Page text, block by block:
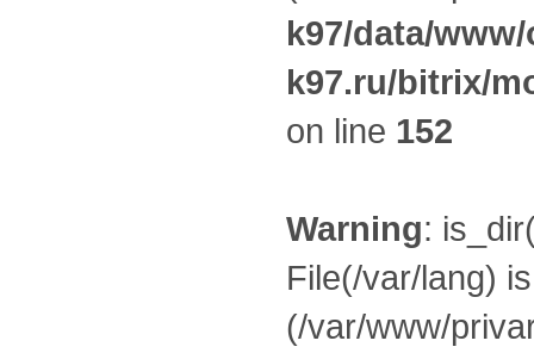
k97/data/
k97.ru/bitrix/
on line 152
Warning:
File(/var/lang)
(/var/www/